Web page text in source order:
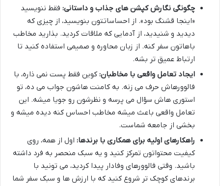
چگونگی نگارش کپشن های جذاب و داستانی: فقط ننویسید
«اینجا قشنگ بود». از احساساتتون بنویسید، از چیزی که
دیدید و شنیدید، از آدمایی که ملاقات کردید. بذارید مخاطب
باهاتون سفر کنه. از زبان محاوره و صمیمی استفاده کنید تا
ارتباط عمیق تر بشه.
ایجاد تعامل واقعی با مخاطبان: کوین فقط پست نمی ذاره، با
فالوورهاش حرف می زنه. به کامنت هاشون جواب می ده، تو
استوری هاش سؤال می پرسه و نظرشون رو جویا میشه. این
تعامل واقعی باعث میشه مخاطب احساس کنه دیده میشه و
بخشی از جامعه شماست.
راهکارهای اولیه برای همکاری با برندها: اول از همه، روی
کیفیت محتواتون تمرکز کنید و یه سبک منحصر به فرد داشته
باشید. وقتی فالوورهای وفادار پیدا کردید، می تونید با
برندهای کوچک تر شروع کنید که با ارزش ها و سبک سفر شما